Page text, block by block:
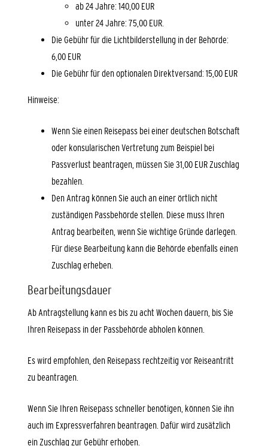
ab 24 Jahre: 140,00 EUR
unter 24 Jahre: 75,00 EUR.
Die Gebühr für die Lichtbilderstellung in der Behörde:
6,00 EUR
Die Gebühr für den optionalen Direktversand: 15,00 EUR
Hinweise:
Wenn Sie einen Reisepass bei einer deutschen Botschaft
oder konsularischen Vertretung zum Beispiel bei
Passverlust beantragen, müssen Sie 31,00 EUR Zuschlag
bezahlen.
Den Antrag können Sie auch an einer örtlich nicht
zuständigen Passbehörde stellen. Diese muss Ihren
Antrag bearbeiten, wenn Sie wichtige Gründe darlegen.
Für diese Bearbeitung kann die Behörde ebenfalls einen
Zuschlag erheben.
Bearbeitungsdauer
Ab Antragstellung kann es bis zu acht Wochen dauern, bis Sie
Ihren Reisepass in der Passbehörde abholen können.
Es wird empfohlen, den Reisepass rechtzeitig vor Reiseantritt
zu beantragen.
Wenn Sie Ihren Reisepass schneller benötigen, können Sie ihn
auch im Expressverfahren beantragen. Dafür wird zusätzlich
ein Zuschlag zur Gebühr erhoben.